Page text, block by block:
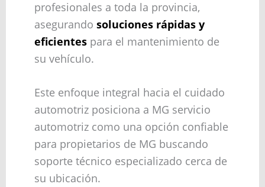
profesionales a toda la provincia,
asegurando soluciones rápidas y
eficientespara el mantenimiento de
su vehículo.
Este enfoque integral hacia el cuidado
automotriz posiciona a MG servicio
automotriz como una opción confiable
para propietarios de MG buscando
soporte técnico especializado cerca de
su ubicación.